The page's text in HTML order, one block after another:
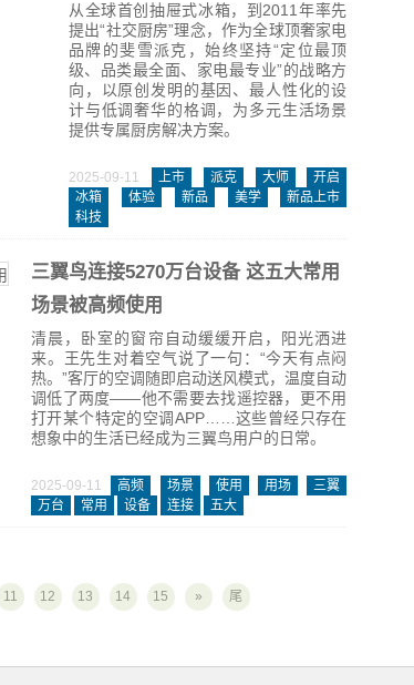
从全球首创抽屉式冰箱，到2011年率先
提出“社交厨房”理念，作为全球顶奢家电
品牌的斐雪派克，始终坚持“定位最顶
级、品类最全面、家电最专业”的战略方
向，以原创发明的基因、最人性化的设
计与低调奢华的格调，为多元生活场景
提供专属厨房解决方案。
2025-09-11 上市 派克 大师
开启
冰箱
体验 新品 美学
新品上市
科技
三翼鸟连接5270万台设备 这五大常用
场景被高频使用
清晨，卧室的窗帘自动缓缓开启，阳光洒进
来。王先生对着空气说了一句：“今天有点闷
热。”客厅的空调随即启动送风模式，温度自动
调低了两度——他不需要去找遥控器，更不用
打开某个特定的空调APP……这些曾经只存在
想象中的生活已经成为三翼鸟用户的日常。
2025-09-11 高频 场景 使用 用场
三翼
万台
常用 设备 连接 五大
11 12 13 14 15 » 尾